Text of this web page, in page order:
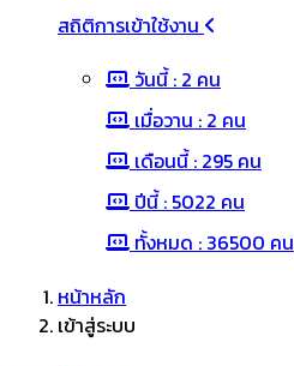
สถิติการเข้าใช้งาน
วันนี้ : 2 คน
เมื่อวาน : 2 คน
เดือนนี้ : 295 คน
ปีนี้ : 5022 คน
ทั้งหมด : 36500 คน
หน้าหลัก
เข้าสู่ระบบ